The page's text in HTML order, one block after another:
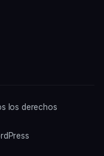
los derechos